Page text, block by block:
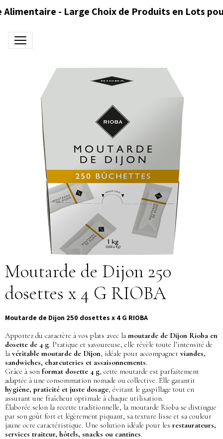
Alimentaire - Large Choix de Produits en Lots
Moutarde de Dijon 250
dosettes x 4 G RIOBA
Moutarde de Dijon 250 dosettes x 4 G RIOBA
Apportez du caractère à vos plats avec lamoutarde de Dijon Rioba en
dosette de 4 g. Pratique et savoureuse, elle révèle toute l’intensité de
lavéritable moutarde de Dijon, idéale pour accompagner viandes,
sandwiches, charcuteries et assaisonnements.
Grâce à son format dosette 4 g, cette moutarde est parfaitement
adaptée à une consommation nomade ou collective. Elle garantit
hygiène, praticité et juste dosage, évitant le gaspillage tout en
assurant une fraîcheur optimale à chaque utilisation.
Élaborée selon la recette traditionnelle, la moutarde Rioba se distingue
par son goût fort et légèrement piquant, sa texture lisse et sa couleur
jaune ocre caractéristique. Une solution idéale pour les restaurateurs,
services traiteur, hôtels, snacks ou cantines.